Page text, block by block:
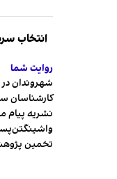
انتخاب
روایت شما
شهروندان در
کارشناسان
نشریه پیام
تخمین پژوهشگران: در